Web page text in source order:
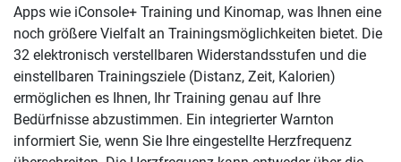
Apps wie iConsole+ Training und Kinomap, was Ihnen eine
noch größere Vielfalt an Trainingsmöglichkeiten bietet. Die
32 elektronisch verstellbaren Widerstandsstufen und die
einstellbaren Trainingsziele (Distanz, Zeit, Kalorien)
ermöglichen es Ihnen, Ihr Training genau auf Ihre
Bedürfnisse abzustimmen. Ein integrierter Warnton
informiert Sie, wenn Sie Ihre eingestellte Herzfrequenz